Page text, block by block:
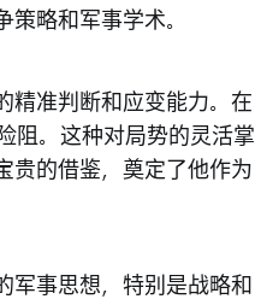
略和军事学术。
精准判断和应变能力。在
阻。这种对局势的灵活掌
贵的借鉴，奠定了他作为
军事思想，特别是战略和